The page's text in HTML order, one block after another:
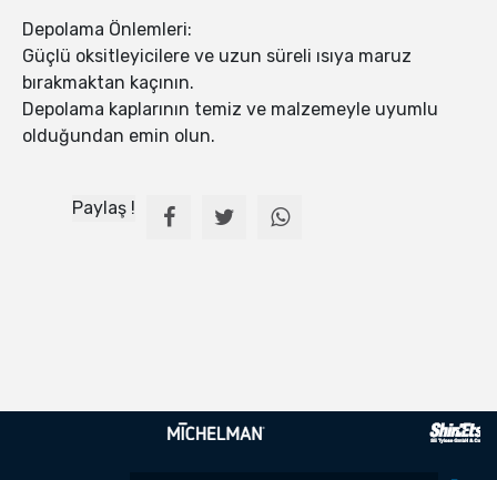
Depolama Önlemleri:
Güçlü oksitleyicilere ve uzun süreli ısıya maruz
bırakmaktan kaçının.
Depolama kaplarının temiz ve malzemeyle uyumlu
olduğundan emin olun.
Paylaş !